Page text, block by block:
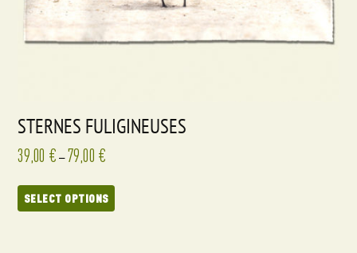
STERNES FULIGINEUSES
39,00 € –79,00 €
SELECT OPTIONS